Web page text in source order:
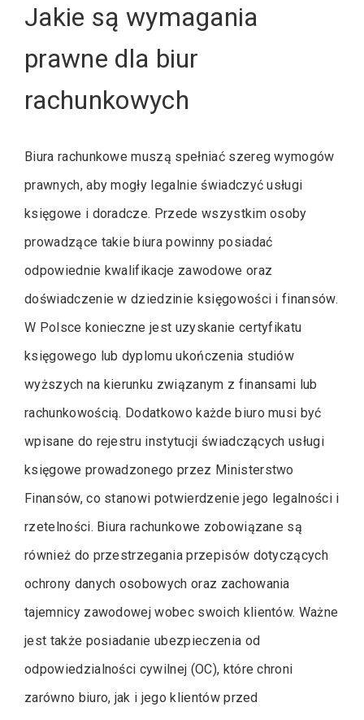
Jakie są wymagania
prawne dla biur
rachunkowych
Biura rachunkowe muszą spełniać szereg wymogów
prawnych, aby mogły legalnie świadczyć usługi
księgowe i doradcze. Przede wszystkim osoby
prowadzące takie biura powinny posiadać
odpowiednie kwalifikacje zawodowe oraz
doświadczenie w dziedzinie księgowości i finansów.
W Polsce konieczne jest uzyskanie certyfikatu
księgowego lub dyplomu ukończenia studiów
wyższych na kierunku związanym z finansami lub
rachunkowością. Dodatkowo każde biuro musi być
wpisane do rejestru instytucji świadczących usługi
księgowe prowadzonego przez Ministerstwo
Finansów, co stanowi potwierdzenie jego legalności i
rzetelności. Biura rachunkowe zobowiązane są
również do przestrzegania przepisów dotyczących
ochrony danych osobowych oraz zachowania
tajemnicy zawodowej wobec swoich klientów. Ważne
jest także posiadanie ubezpieczenia od
odpowiedzialności cywilnej (OC), które chroni
zarówno biuro, jak i jego klientów przed